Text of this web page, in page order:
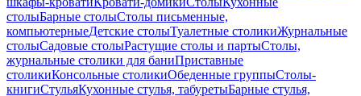
столыБарные столыСтолы письменные,
компьютерныеДетские столыТуалетные столикиЖурнальные
столыСадовые столыРастущие столы и партыСтолы,
журнальные столики для баниПриставные
столикиКонсольные столикиОбеденные группыСтолы-
книгиСтульяКухонные стулья, табуретыБарные стулья,